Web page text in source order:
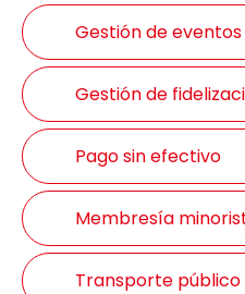
Gestión de eventos
Gestión de
Pago sin efectivo
Membresía
Transporte público